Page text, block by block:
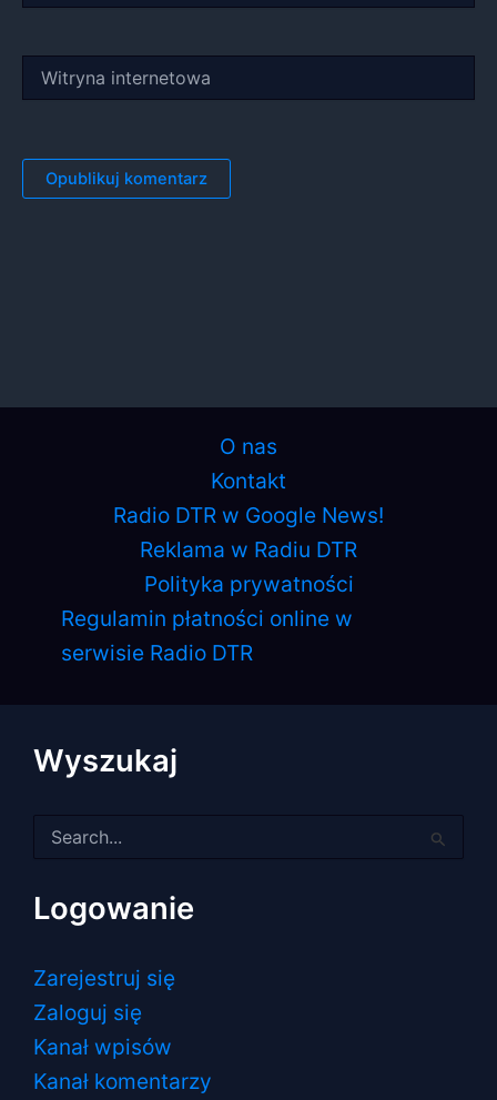
internetowa
O nas
Kontakt
Radio DTR w Google News!
Reklama w Radiu DTR
Polityka prywatności
Regulamin płatności online w
serwisie Radio DTR
Wyszukaj
dla:
Logowanie
Zarejestruj się
Zaloguj się
Kanał wpisów
Kanał komentarzy